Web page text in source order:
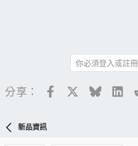
你必須登入或註
分享： Facebook
新品資訊